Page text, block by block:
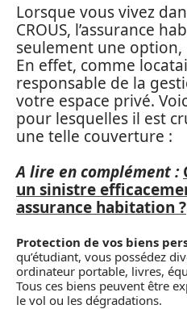
Lorsque vous vivez
CROUS, l’assurance
seulement une
En effet, comme
responsable de la
votre espace privé.
pour lesquelles il est
une telle couverture :
A lire en complément :
un sinistre
assurance habitation ?
Protection de vos biens
qu’étudiant, vous possédez
ordinateur portable, livres,
Tous ces biens peuvent être
le vol ou les dégradations.